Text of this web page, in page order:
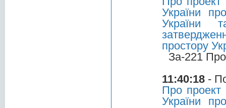
України
України
простору
За-221
11:40:18 -
Про проект
України